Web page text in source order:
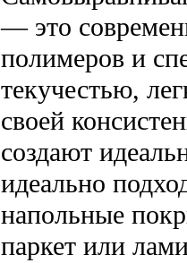
— это
полимеров и
текучестью,
своей
создают
идеально
напольные
паркет или